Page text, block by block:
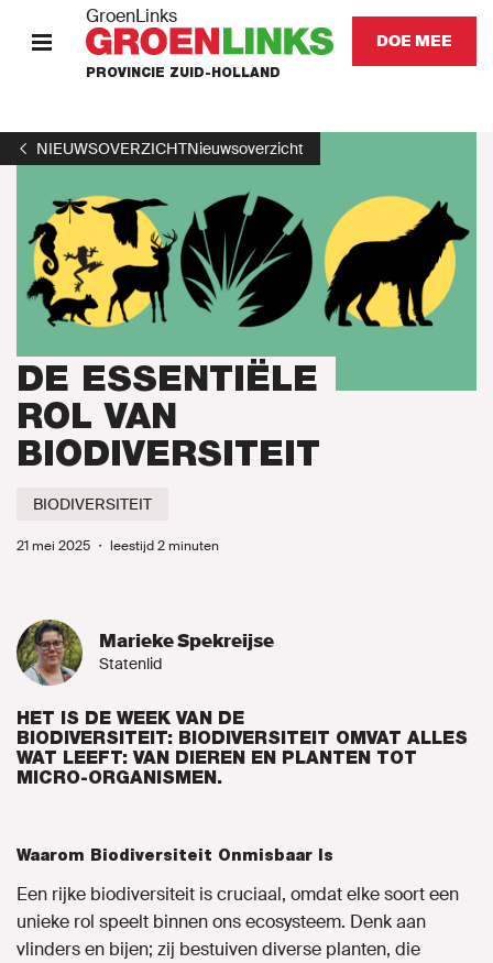
GroenLinks
PROVINCIE ZUID-HOLLAND
DOE MEE
NIEUWSOVERZICHTNieuwsoverzicht
DE ESSENTIËLE
ROL VAN
BIODIVERSITEIT
BIODIVERSITEIT
21 mei 2025 ・ leestijd 2 minuten
Marieke Spekreijse
Statenlid
HET IS DE WEEK VAN DE
BIODIVERSITEIT: BIODIVERSITEIT OMVAT ALLES
WAT LEEFT: VAN DIEREN EN PLANTEN TOT
MICRO-ORGANISMEN.
Waarom Biodiversiteit Onmisbaar Is
Een rijke biodiversiteit is cruciaal, omdat elke soort een
unieke rol speelt binnen ons ecosysteem. Denk aan
vlinders en bijen; zij bestuiven diverse planten, die
HOME
KOM IN ACTIE
Onze mensen
Onze afdeling
Nieuws
Naar GroenLinks.nl
MIJN GROENLINKS